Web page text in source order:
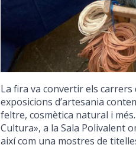
La fira va convertir els
exposicions d’artesania
feltre, cosmètica natural i
Cultura», a la Sala Polivalent
així com una mostres de